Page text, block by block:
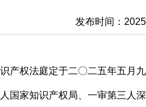
发布时间：
产权法庭定于二〇二五年五月
国家知识产权局、一审第三人